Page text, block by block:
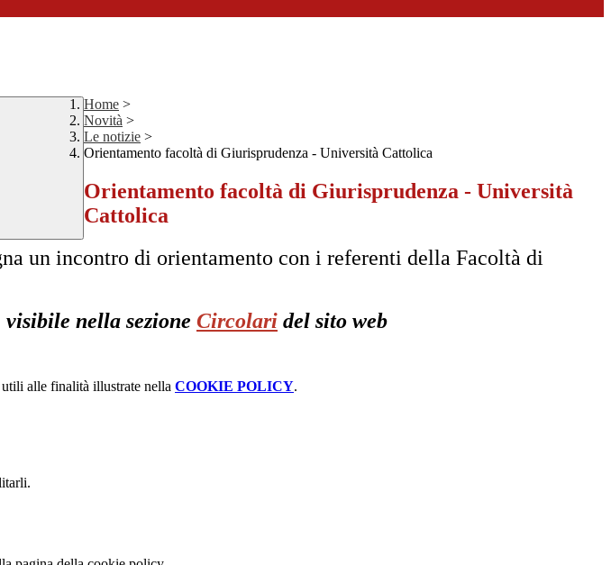
Home >
Novità >
Le notizie >
Orientamento facoltà di Giurisprudenza - Università Cattolica
Orientamento facoltà di Giurisprudenza - Università
Cattolica
un incontro di orientamento con i referenti della Facoltà di
nella sezione Circolari del sito web
alle finalità illustrate nella COOKIE POLICY.